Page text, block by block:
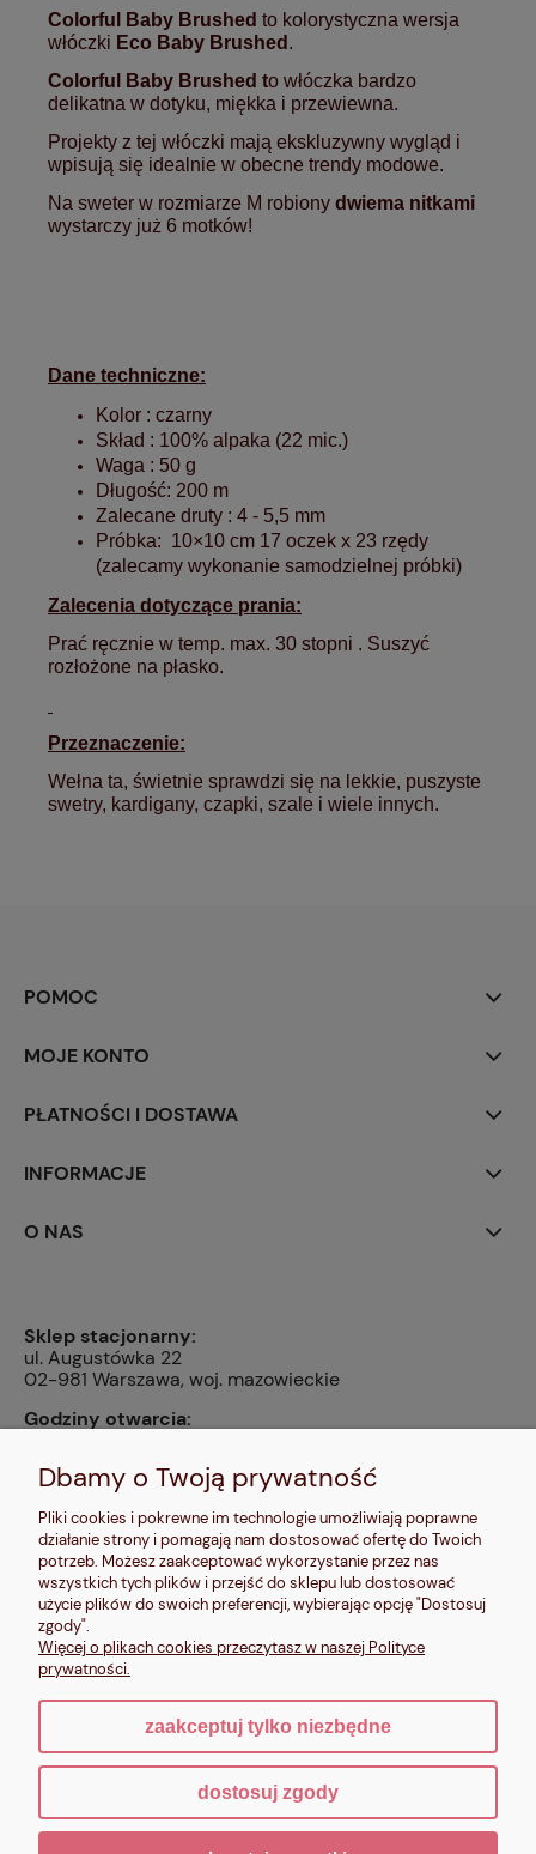
Colorful Baby Brushed to kolorystyczna wersja
włóczki Eco Baby Brushed .
Colorful Baby Brushed to włóczka bardzo
delikatna w dotyku, miękka i przewiewna.
Projekty z tej włóczki mają ekskluzywny wygląd i
wpisują się idealnie w obecne trendy modowe.
Na sweter w rozmiarze M robiony dwiema nitkami
wystarczy już 6 motków!
Dane techniczne:
Kolor : czarny
Skład : 100% alpaka (22 mic.)
Waga : 50 g
Długość: 200 m
Zalecane druty : 4 - 5,5 mm
Próbka: 10×10 cm 17 oczek x 23 rzędy
(zalecamy wykonanie samodzielnej próbki)
Zalecenia dotyczące prania:
Prać ręcznie w temp. max. 30 stopni . Suszyć
rozłożone na płasko.
Przeznaczenie:
Wełna ta, świetnie sprawdzi się na lekkie, puszyste
swetry, kardigany, czapki, szale i wiele innych.
POMOC
MOJE KONTO
PŁATNOŚCI I DOSTAWA
INFORMACJE
O NAS
Sklep stacjonarny:
ul. Augustówka 22
02-981 Warszawa, woj. mazowieckie
Godziny otwarcia:
13:00, nd: nieczynne
604 680 566,
kontakt@makalele.pl;makalele@poczta.fm
Adres rejestrowy:
ul. Bartycka 63A/32
00-716 Warszawa
NIP: 6621635689
pokaż pełną wersję strony
Sklep internetowy Shoper.pl
Dbamy o Twoją prywatność
Pliki cookies i pokrewne im technologie umożliwiają poprawne
działanie strony i pomagają nam dostosować ofertę do Twoich
potrzeb. Możesz zaakceptować wykorzystanie przez nas
wszystkich tych plików i przejść do sklepu lub dostosować
użycie plików do swoich preferencji, wybierając opcję "Dostosuj
zgody".
Więcej o plikach cookies przeczytasz w naszej Polityce
prywatności.
zaakceptuj tylko niezbędne
dostosuj zgody